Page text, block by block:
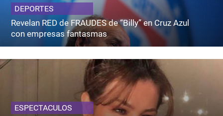
DEPORTES
Revelan RED de FRAUDES de “Billy” en Cruz Azul
con empresas fantasmas
ESPECTACULOS